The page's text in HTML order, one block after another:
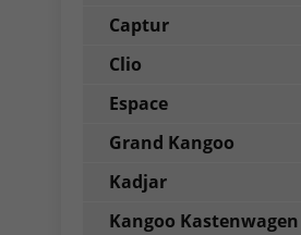
Captur
Clio
Espace
Grand Kangoo
Kadjar
Kangoo Kastenwagen